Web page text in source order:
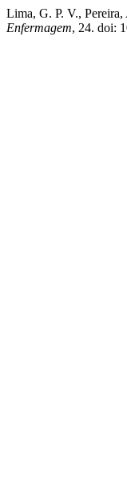
Lima, G. P. V.,
Enfermagem, 24. doi: